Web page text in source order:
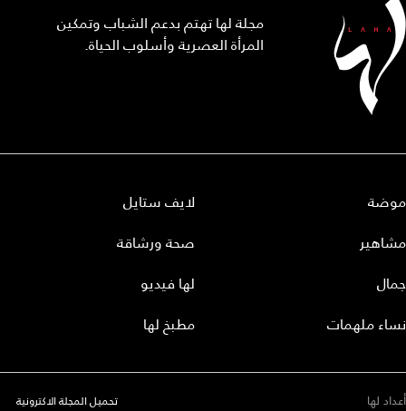
مجلة لها تهتم بدعم الشباب وتمكين
المرأة العصرية وأسلوب الحياة.
موضة
مشاهير
جمال
نساء ملهمات
لايف ستايل
صحة ورشاقة
لها فيديو
مطبخ لها
أعداد لها
تحميل المجلة الاكترونية